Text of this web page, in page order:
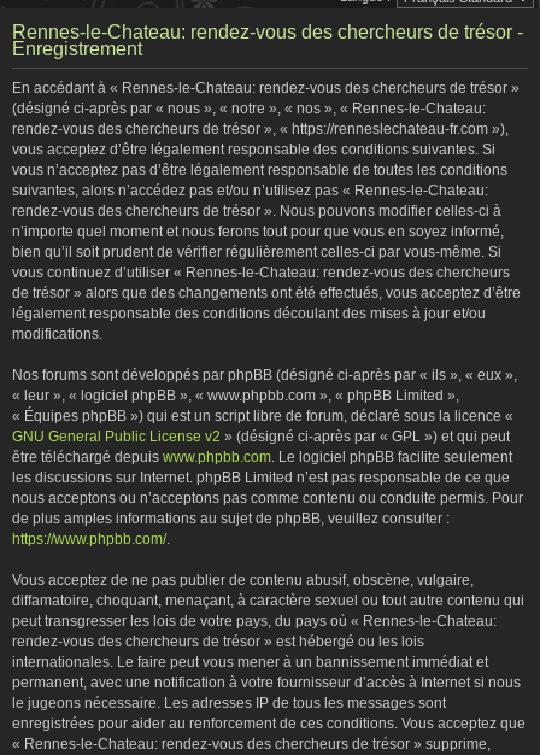
Rennes-le-Chateau: rendez-vous des chercheurs de trésor -
Enregistrement
En accédant à « Rennes-le-Chateau: rendez-vous des chercheurs de trésor »
(désigné ci-après par « nous », « notre », « nos », « Rennes-le-Chateau:
rendez-vous des chercheurs de trésor », « https://renneslechateau-fr.com »),
vous acceptez d’être légalement responsable des conditions suivantes. Si
vous n’acceptez pas d’être légalement responsable de toutes les conditions
suivantes, alors n’accédez pas et/ou n’utilisez pas « Rennes-le-Chateau:
rendez-vous des chercheurs de trésor ». Nous pouvons modifier celles-ci à
n’importe quel moment et nous ferons tout pour que vous en soyez informé,
bien qu’il soit prudent de vérifier régulièrement celles-ci par vous-même. Si
vous continuez d’utiliser « Rennes-le-Chateau: rendez-vous des chercheurs
de trésor » alors que des changements ont été effectués, vous acceptez d’être
légalement responsable des conditions découlant des mises à jour et/ou
modifications.
Nos forums sont développés par phpBB (désigné ci-après par « ils », « eux »,
« leur », « logiciel phpBB », « www.phpbb.com », « phpBB Limited »,
« Équipes phpBB ») qui est un script libre de forum, déclaré sous la licence «
GNU General Public License v2 » (désigné ci-après par « GPL ») et qui peut
être téléchargé depuis www.phpbb.com. Le logiciel phpBB facilite seulement
les discussions sur Internet. phpBB Limited n’est pas responsable de ce que
nous acceptons ou n’acceptons pas comme contenu ou conduite permis. Pour
de plus amples informations au sujet de phpBB, veuillez consulter :
https://www.phpbb.com/.
Vous acceptez de ne pas publier de contenu abusif, obscène, vulgaire,
diffamatoire, choquant, menaçant, à caractère sexuel ou tout autre contenu qui
peut transgresser les lois de votre pays, du pays où « Rennes-le-Chateau:
rendez-vous des chercheurs de trésor » est hébergé ou les lois
internationales. Le faire peut vous mener à un bannissement immédiat et
permanent, avec une notification à votre fournisseur d’accès à Internet si nous
le jugeons nécessaire. Les adresses IP de tous les messages sont
enregistrées pour aider au renforcement de ces conditions. Vous acceptez que
« Rennes-le-Chateau: rendez-vous des chercheurs de trésor » supprime,